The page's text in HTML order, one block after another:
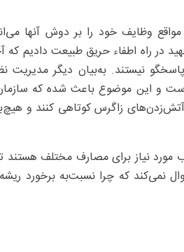
وظایف خود را بر دوش آنها
که مردم ناچارند وارد عمل شوند و می‌گوید: از سال۱۳۹۹ تاکنون ۲۷شهید در راه اطفاء حریق طبیعت
نیستند. به‌بیان دیگر مدیریت
است و این موضوع باعث شده که
زاگرس کوتاهی کنند و
مورد نیاز برای مصارف مختلف
که چرا نسبت‌به ‌برخورد